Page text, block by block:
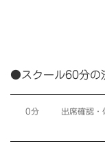
●スクール60分の
0分 出席確認・